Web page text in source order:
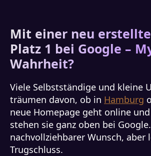
Mit einer neu
Platz 1 bei Google –
Wahrheit?
Viele Selbstständige und kleine
träumen davon, ob in Hamburg
neue Homepage geht online
stehen sie ganz oben bei
nachvollziehbarer Wunsch, aber
Trugschluss.